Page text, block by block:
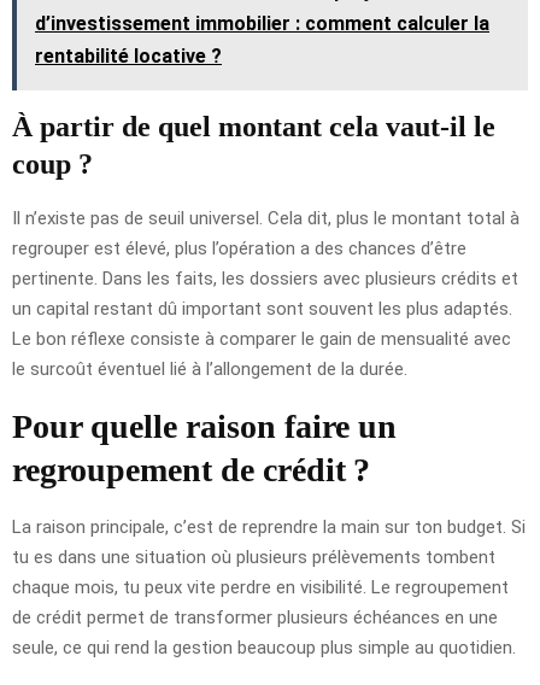
d’investissement immobilier : comment calculer la
rentabilité locative ?
À partir de quel montant cela vaut-il le
coup ?
Il n’existe pas de seuil universel. Cela dit, plus le montant total à
regrouper est élevé, plus l’opération a des chances d’être
pertinente. Dans les faits, les dossiers avec plusieurs crédits et
un capital restant dû important sont souvent les plus adaptés.
Le bon réflexe consiste à comparer le gain de mensualité avec
le surcoût éventuel lié à l’allongement de la durée.
Pour quelle raison faire un
regroupement de crédit ?
La raison principale, c’est de reprendre la main sur ton budget. Si
tu es dans une situation où plusieurs prélèvements tombent
chaque mois, tu peux vite perdre en visibilité. Le regroupement
de crédit permet de transformer plusieurs échéances en une
seule, ce qui rend la gestion beaucoup plus simple au quotidien.